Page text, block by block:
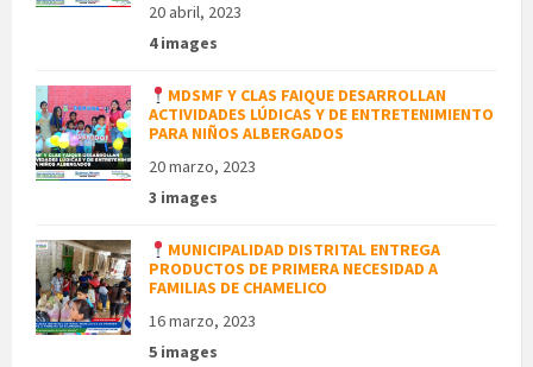
20 abril, 2023
4 images
MDSMF Y CLAS FAIQUE DESARROLLAN
ACTIVIDADES LÚDICAS Y DE ENTRETENIMIENTO
PARA NIÑOS ALBERGADOS
20 marzo, 2023
3 images
MUNICIPALIDAD DISTRITAL ENTREGA
PRODUCTOS DE PRIMERA NECESIDAD A
FAMILIAS DE CHAMELICO
16 marzo, 2023
5 images